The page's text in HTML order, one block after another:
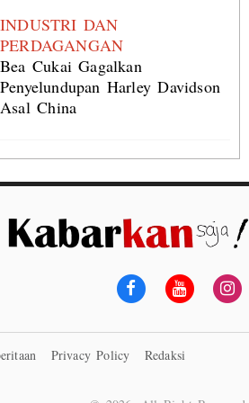
INDUSTRI DAN
PERDAGANGAN
Bea Cukai Gagalkan
Penyelundupan Harley Davidson
Asal China
Privacy Policy
Redaksi